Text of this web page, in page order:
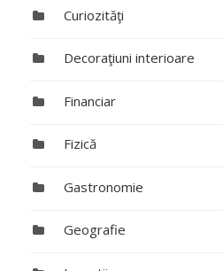
Curiozităţi
Decoraţiuni interioare
Financiar
Fizică
Gastronomie
Geografie